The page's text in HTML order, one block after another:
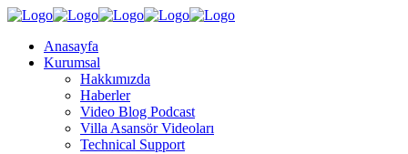
Anasayfa
Kurumsal
Hakkımızda
Haberler
Video Blog Podcast
Villa Asansör Videoları
Technical Support